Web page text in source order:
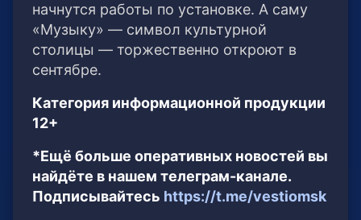
начнутся работы по установке. А саму
«Музыку» — символ культурной
столицы — торжественно откроют в
сентябре.
Категория информационной продукции
12+
*Ещё больше оперативных новостей вы
найдёте в нашем телеграм-канале.
Подписывайтесь https://t.me/vestiomsk